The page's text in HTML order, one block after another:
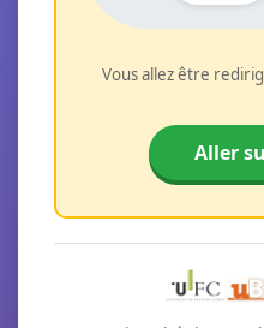
Vous allez être
Aller